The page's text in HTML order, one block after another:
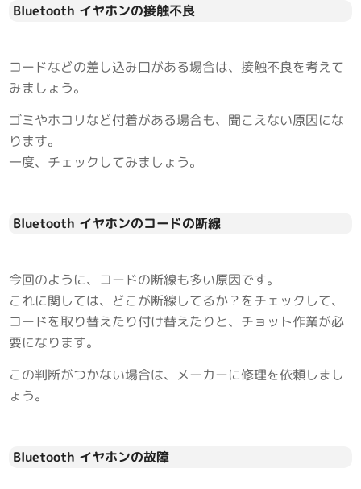
Bluetooth イヤホンの接触不良
コードなどの差し込み口がある場合は、接触不良を考えて
みましょう。
ゴミやホコリなど付着がある場合も、聞こえない原因にな
ります。
一度、チェックしてみましょう。
Bluetooth イヤホンのコードの断線
今回のように、コードの断線も多い原因です。
これに関しては、どこが断線してるか？をチェックして、
コードを取り替えたり付け替えたりと、チョット作業が必
要になります。
この判断がつかない場合は、メーカーに修理を依頼しまし
ょう。
Bluetooth イヤホンの故障